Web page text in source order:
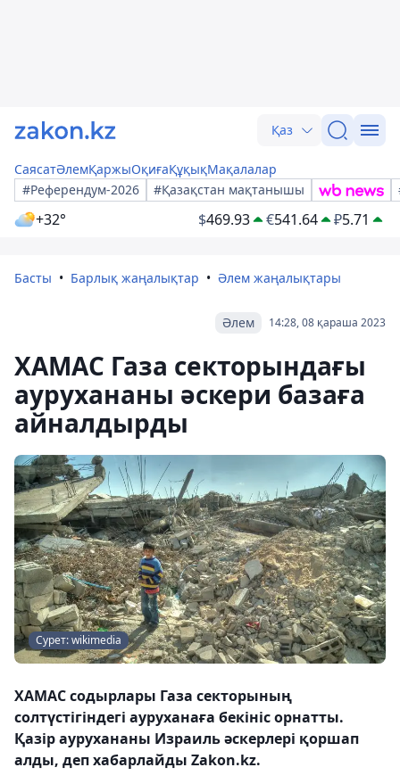
Қаз
СаясатӘлемҚаржыОқиғаҚұқықМақалалар
#Референдум-2026
#Қазақстан мақтанышы
+32° $469.93 €541.64 ₽5.71
Басты Барлық жаңалықтар Әлем жаңалықтары
14:28, 08 қараша 2023
Әлем
ХАМАС Газа секторындағы
аурухананы әскери базаға
айналдырды
Сурет: wikimedia
ХАМАС содырлары Газа секторының
солтүстігіндегі ауруханаға бекініс орнатты.
Қазір аурухананы Израиль әскерлері қоршап
алды, деп хабарлайды Zakon.kz.